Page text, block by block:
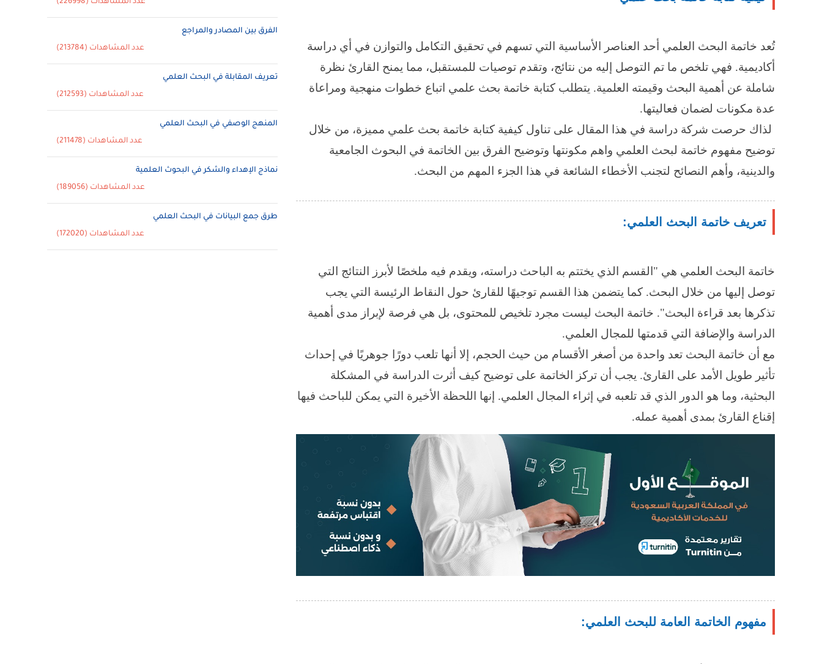
تُعد خاتمة البحث العلمي أحد العناصر الأساسية التي تسهم في تحقيق التكامل والتوازن في أي دراسة
أكاديمية. فهي تلخص ما تم التوصل إليه من نتائج، وتقدم توصيات للمستقبل، مما يمنح القارئ نظرة
شاملة عن أهمية البحث وقيمته العلمية. يتطلب كتابة خاتمة بحث علمي اتباع خطوات منهجية ومراعاة
عدة مكونات لضمان فعاليتها.
لذاك حرصت شركة دراسة في هذا المقال على تناول كيفية كتابة خاتمة بحث علمي مميزة، من خلال
توضيح مفهوم خاتمة لبحث العلمي واهم مكونتها وتوضيح الفرق بين الخاتمة في البحوث الجامعية
والدينية، وأهم النصائح لتجنب الأخطاء الشائعة في هذا الجزء المهم من البحث.
تعريف خاتمة البحث العلمي:
خاتمة البحث العلمي هي "القسم الذي يختتم به الباحث دراسته، ويقدم فيه ملخصًا لأبرز النتائج التي
توصل إليها من خلال البحث. كما يتضمن هذا القسم توجيهًا للقارئ حول النقاط الرئيسة التي يجب
تذكرها بعد قراءة البحث". خاتمة البحث ليست مجرد تلخيص للمحتوى، بل هي فرصة لإبراز مدى أهمية
الدراسة والإضافة التي قدمتها للمجال العلمي.
مع أن خاتمة البحث تعد واحدة من أصغر الأقسام من حيث الحجم، إلا أنها تلعب دورًا جوهريًا في إحداث
تأثير طويل الأمد على القارئ. يجب أن تركز الخاتمة على توضيح كيف أثرت الدراسة في المشكلة
البحثية، وما هو الدور الذي قد تلعبه في إثراء المجال العلمي. إنها اللحظة الأخيرة التي يمكن للباحث فيها
إقناع القارئ بمدى أهمية عمله.
مفهوم الخاتمة العامة للبحث العلمي:
عدد المشاهدات (226998)
الفرق بين المصادر والمراجع
عدد المشاهدات (213784)
تعريف المقابلة في البحث العلمي
عدد المشاهدات (212593)
المنهج الوصفي في البحث العلمي
عدد المشاهدات (211478)
نماذج الإهداء والشكر في البحوث العلمية
عدد المشاهدات (189056)
طرق جمع البيانات في البحث العلمي
عدد المشاهدات (172020)